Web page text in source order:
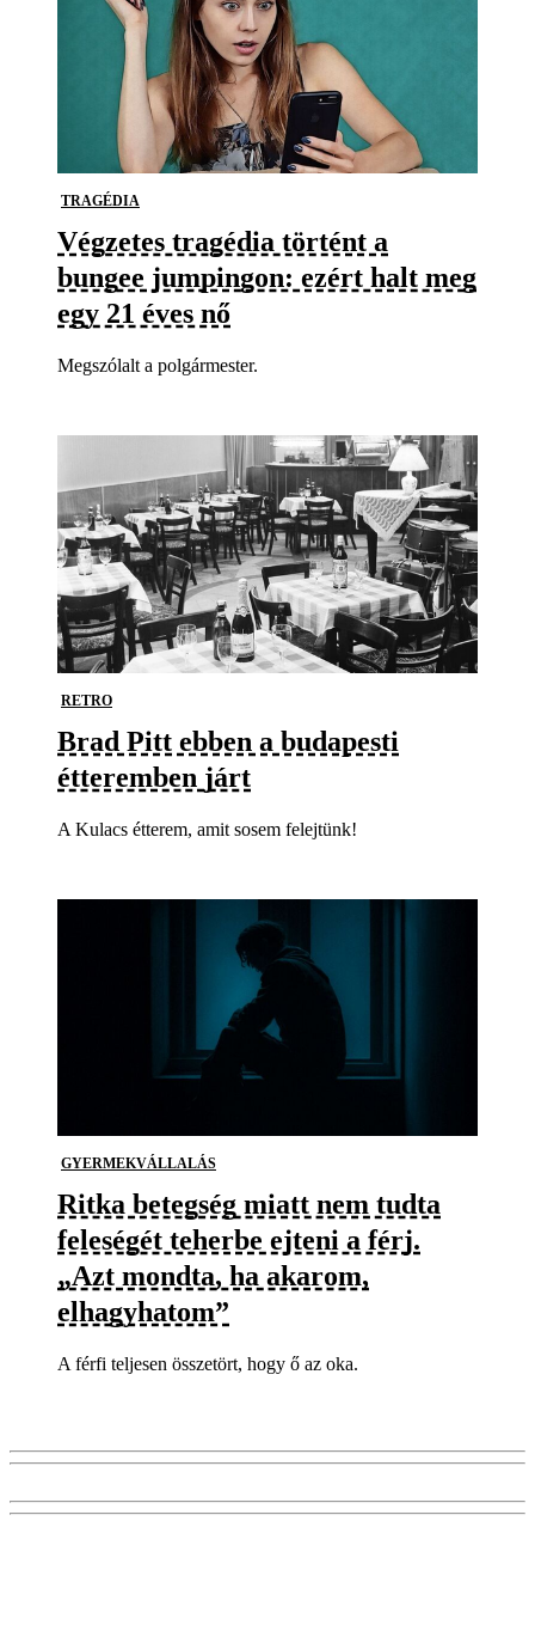
TRAGÉDIA
Végzetes tragédia történt a
bungee jumpingon: ezért halt meg
egy 21 éves nő
Megszólalt a polgármester.
RETRO
Brad Pitt ebben a budapesti
étteremben járt
A Kulacs étterem, amit sosem felejtünk!
GYERMEKVÁLLALÁS
Ritka betegség miatt nem tudta
feleségét teherbe ejteni a férj.
„Azt mondta, ha akarom,
elhagyhatom”
A férfi teljesen összetört, hogy ő az oka.